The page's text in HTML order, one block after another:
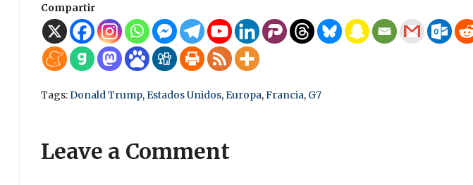
Compartir
Tags:Donald Trump,Estados Unidos,Europa,Francia, G7
Leave a Comment